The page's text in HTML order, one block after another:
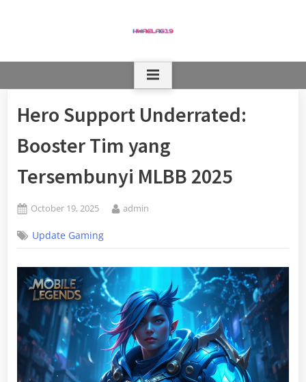
Hero Support Underrated:
Booster Tim yang
Tersembunyi MLBB 2025
Posted
October 19, 2025 By
admin
Update Gaming